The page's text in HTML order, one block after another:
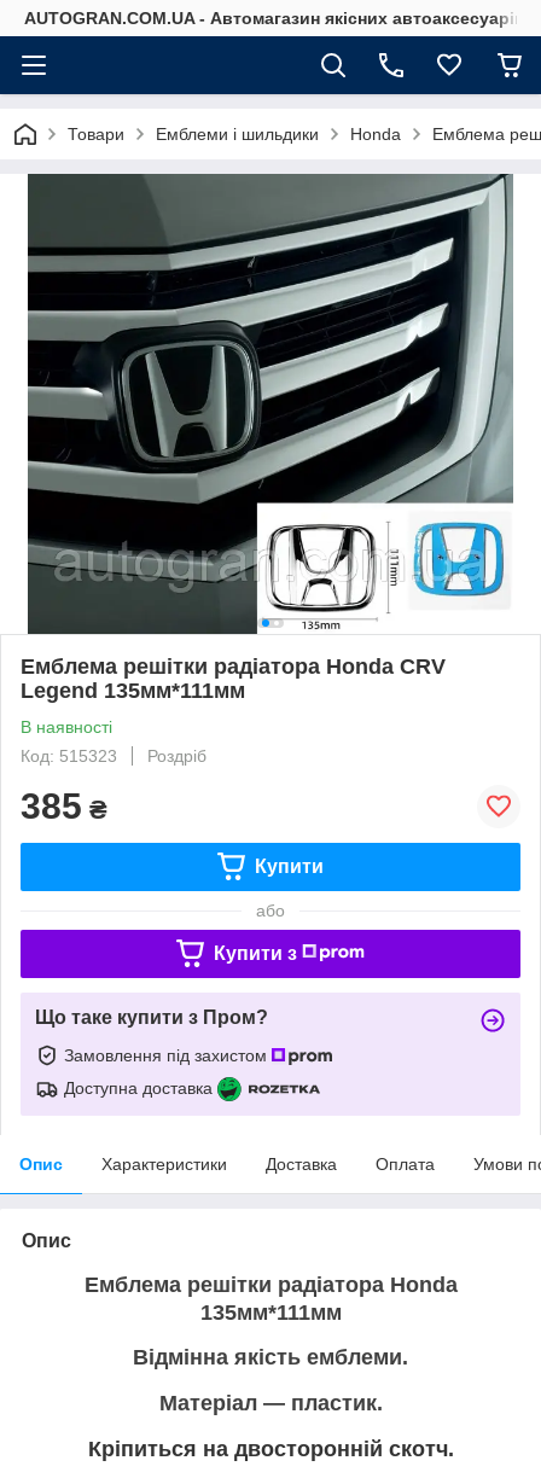
AUTOGRAN.COM.UA - Автомагазин якісних автоаксесуарів
Товари Емблеми і шильдики Honda Емблема
Емблема решітки радіатора Honda CRV
Legend 135мм*111мм
В наявності
Код: 515323
Роздріб
385 ₴
Купити
або
Купити з
Що таке купити з Пром?
Замовлення під захистом
Доступна доставка
Опис Характеристики Доставка Оплата Умови
Опис
Емблема решітки радіатора Honda
135мм*111мм
Відмінна якість емблеми.
Матеріал — пластик.
Кріпиться на двосторонній скотч.